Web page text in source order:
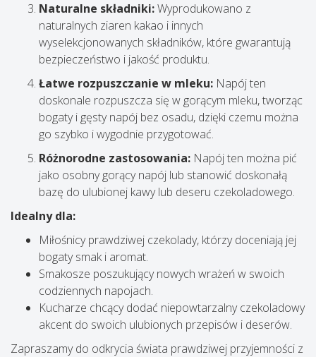
Naturalne składniki:Wyprodukowano z
naturalnych ziaren kakao i innych
wyselekcjonowanych składników, które gwarantują
bezpieczeństwo i jakość produktu.
Łatwe rozpuszczanie w mleku: Napój ten
doskonale rozpuszcza się w gorącym mleku, tworząc
bogaty i gęsty napój bez osadu, dzięki czemu można
go szybko i wygodnie przygotować.
Różnorodne zastosowania: Napój ten można pić
jako osobny gorący napój lub stanowić doskonałą
bazę do ulubionej kawy lub deseru czekoladowego.
Idealny dla:
Miłośnicy prawdziwej czekolady, którzy doceniają jej
bogaty smak i aromat.
Smakosze poszukujący nowych wrażeń w swoich
codziennych napojach.
Kucharze chcący dodać niepowtarzalny czekoladowy
akcent do swoich ulubionych przepisów i deserów.
Zapraszamy do odkrycia świata prawdziwej przyjemności z